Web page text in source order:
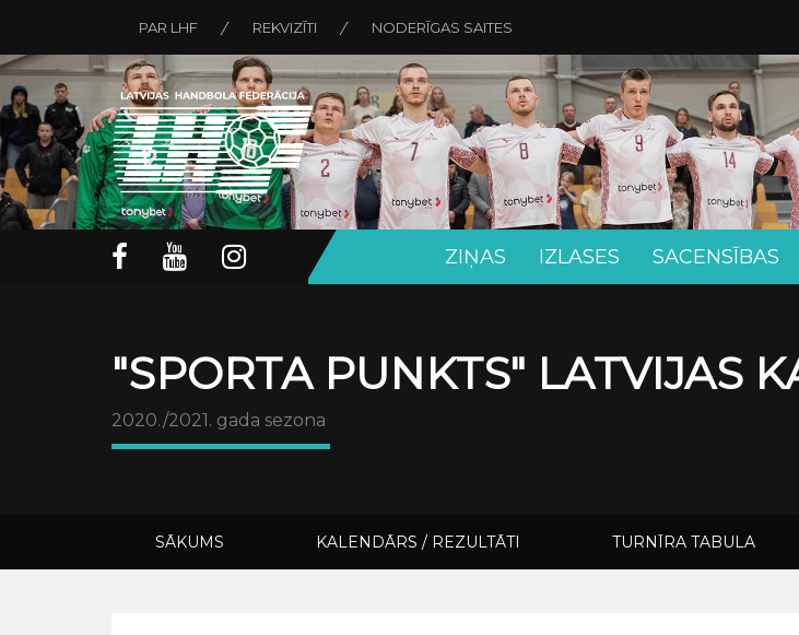
PAR LHF REKVIZĪTI NODERĪGAS SAITES
ZIŅAS IZLASES SACENSĪBAS
"SPORTA PUNKTS" LATVIJAS
2020./2021. gada sezona
SĀKUMS KALENDĀRS / REZULTĀTI TURNĪRA TABULA